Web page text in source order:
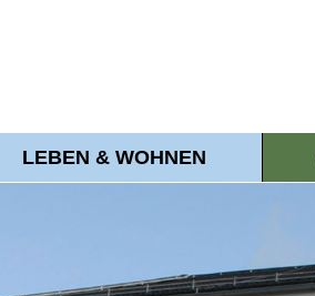
LEBEN & WOHNEN